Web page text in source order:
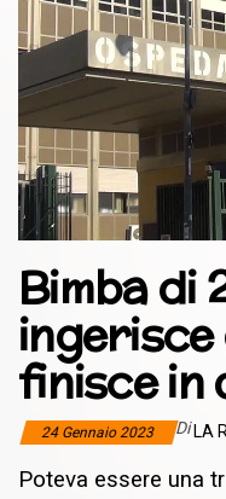
Bimba di
finisce in
24 Gennaio 2023 Di LA
Poteva essere una